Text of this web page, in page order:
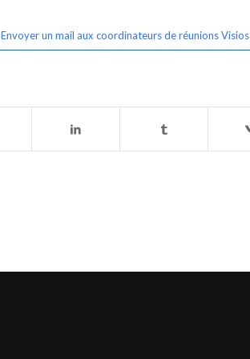
Envoyer un mail aux coordinateurs de réunions Visios